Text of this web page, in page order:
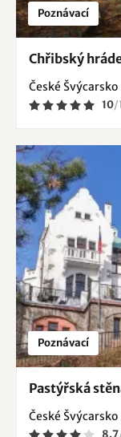
Poznávací
Chřibský
České Švýcarsko
10/
Poznávací
Pastýřská
České Švýcarsko
8.7